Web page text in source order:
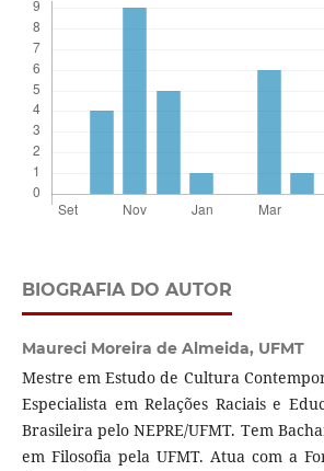
BIOGRAFIA DO AUTOR
Maureci Moreira de Almeida, UFMT
Mestre em Estudo de Cultura
Especialista em Relações Raciais e
Brasileira pelo NEPRE/UFMT. Tem
em Filosofia pela UFMT. Atua com a